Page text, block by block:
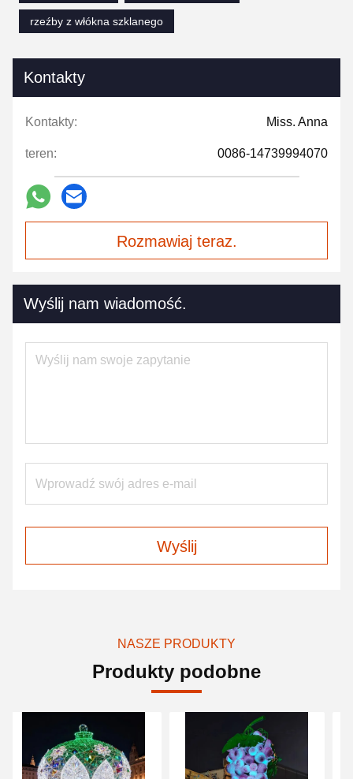
rzeźby z włókna szklanego
Kontakty
Kontakty: Miss. Anna
teren: 0086-14739994070
Rozmawiaj teraz.
Wyślij nam wiadomość.
Wyślij
NASZE PRODUKTY
Produkty podobne